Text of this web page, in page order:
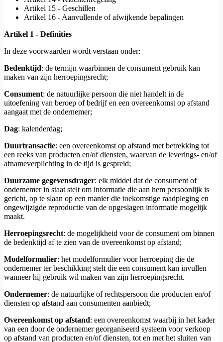
Artikel 15 - Geschillen
Artikel 16 - Aanvullende of afwijkende bepalingen
Artikel 1 - Definities
In deze voorwaarden wordt verstaan onder:
Bedenktijd: de termijn waarbinnen de consument gebruik kan
maken van zijn herroepingsrecht;
Consument: de natuurlijke persoon die niet handelt in de
uitoefening van beroep of bedrijf en een overeenkomst op afstand
aangaat met de ondernemer;
Dag: kalenderdag;
Duurtransactie: een overeenkomst op afstand met betrekking tot
een reeks van producten en/of diensten, waarvan de leverings- en/of
afnameverplichting in de tijd is gespreid;
Duurzame gegevensdrager: elk middel dat de consument of
ondernemer in staat stelt om informatie die aan hem persoonlijk is
gericht, op te slaan op een manier die toekomstige raadpleging en
ongewijzigde reproductie van de opgeslagen informatie mogelijk
maakt.
Herroepingsrecht: de mogelijkheid voor de consument om binnen
de bedenktijd af te zien van de overeenkomst op afstand;
Modelformulier: het modelformulier voor herroeping die de
ondernemer ter beschikking stelt die een consument kan invullen
wanneer hij gebruik wil maken van zijn herroepingsrecht.
Ondernemer: de natuurlijke of rechtspersoon die producten en/of
diensten op afstand aan consumenten aanbiedt;
Overeenkomst op afstand: een overeenkomst waarbij in het kader
van een door de ondernemer georganiseerd systeem voor verkoop
op afstand van producten en/of diensten, tot en met het sluiten van